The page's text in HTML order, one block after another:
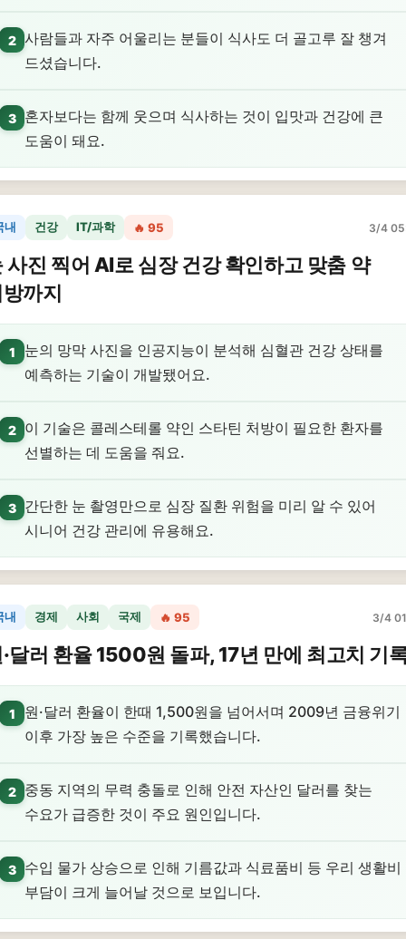
2 사람들과 자주 어울리는 분들이 식사도 더 골고루 잘 챙겨
드셨습니다.
3
혼자보다는 함께 웃으며 식사하는 것이 입맛과 건강에 큰
도움이 돼요.
내 건강 IT/과학 🔥 95 3/4
사진 찍어 AI로 심장 건강 확인하고 맞춤 약
까지
1
눈의 망막 사진을 인공지능이 분석해 심혈관 건강 상태를
예측하는 기술이 개발됐어요.
2
이 기술은 콜레스테롤 약인 스타틴 처방이 필요한 환자를
선별하는 데 도움을 줘요.
3
간단한 눈 촬영만으로 심장 질환 위험을 미리 알 수 있어
시니어 건강 관리에 유용해요.
내 경제 사회 국제 🔥 95 3/4
달러 환율 1500원 돌파, 17년 만에 최고치 기
1
원·달러 환율이 한때 1,500원을 넘어서며 2009년 금융위기
이후 가장 높은 수준을 기록했습니다.
2
중동 지역의 무력 충돌로 인해 안전 자산인 달러를 찾는
수요가 급증한 것이 주요 원인입니다.
3
수입 물가 상승으로 인해 기름값과 식료품비 등 우리 생활비
부담이 크게 늘어날 것으로 보입니다.